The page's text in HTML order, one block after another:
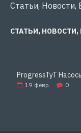
Статьи, Новости,
СТАТЬИ, НОВОСТИ,
19 февр. 0